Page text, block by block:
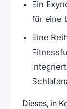
Ein
für eine
Eine
Dieses, in